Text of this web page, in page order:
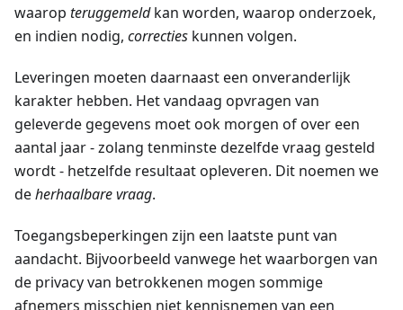
waarop teruggemeldkan worden, waarop onderzoek,
en indien nodig, correcties kunnen volgen.
Leveringen moeten daarnaast een onveranderlijk
karakter hebben. Het vandaag opvragen van
geleverde gegevens moet ook morgen of over een
aantal jaar - zolang tenminste dezelfde vraag gesteld
wordt - hetzelfde resultaat opleveren. Dit noemen we
deherhaalbare vraag.
Toegangsbeperkingen zijn een laatste punt van
aandacht. Bijvoorbeeld vanwege het waarborgen van
de privacy van betrokkenen mogen sommige
afnemers misschien niet kennisnemen van een